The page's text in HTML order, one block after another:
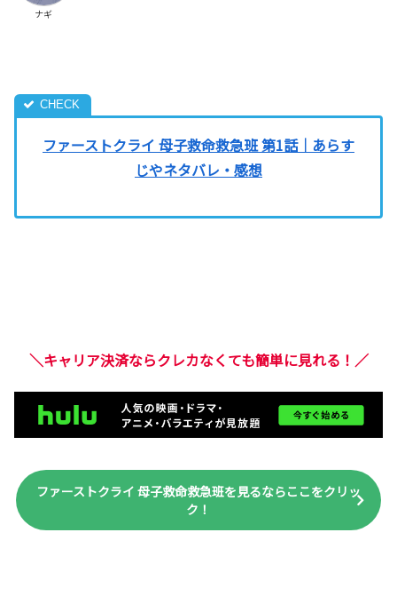
ナギ
ファーストクライ 母子救命救急班 第1話｜あらす
じやネタバレ・感想
＼キャリア決済ならクレカなくても簡単に見れる！／
ファーストクライ 母子救命救急班を見るならここをクリッ
ク！